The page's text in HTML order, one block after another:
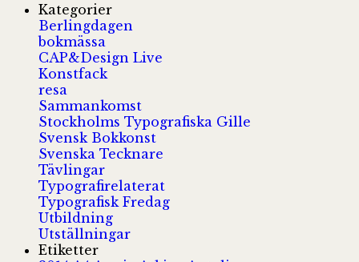
Kategorier
Berlingdagen
bokmässa
CAP&Design Live
Konstfack
resa
Sammankomst
Stockholms Typografiska Gille
Svensk Bokkonst
Svenska Tecknare
Tävlingar
Typografirelaterat
Typografisk Fredag
Utbildning
Utställningar
Etiketter